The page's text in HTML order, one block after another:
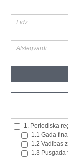
1. Periodiska
1.1 Gada
1.2 Vadības
1.3